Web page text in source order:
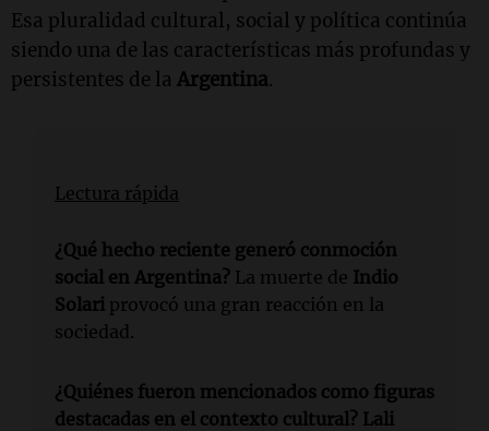
Esa pluralidad cultural, social y política continúa
siendo una de las características más profundas y
persistentes de la Argentina.
Lectura rápida
¿Qué hecho reciente generó conmoción
social en Argentina? La muerte de Indio
Solari provocó una gran reacción en la
sociedad.
¿Quiénes fueron mencionados como figuras
destacadas en el contexto cultural? Lali